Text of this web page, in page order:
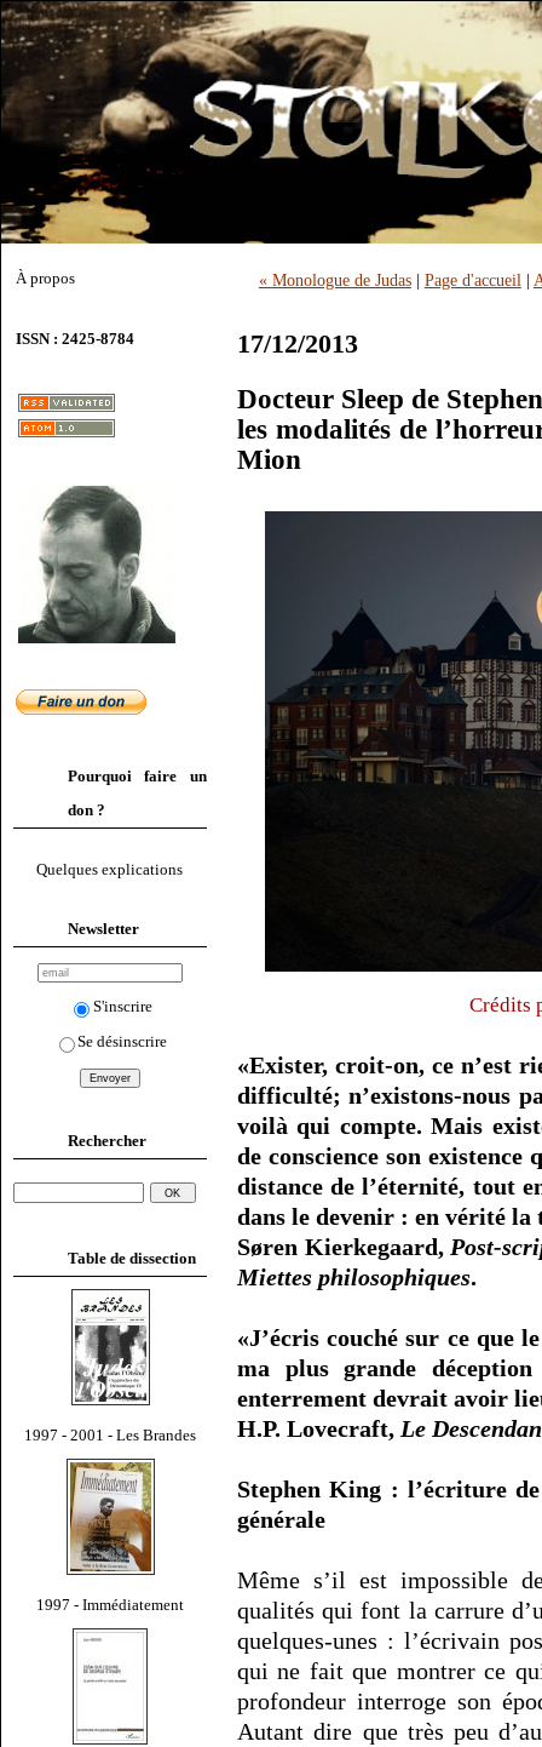
À propos
ISSN : 2425-8784
Pourquoi faire un
don ?
Quelques explications
Newsletter
S'inscrire
Se désinscrire
Rechercher
Table de dissection
1997 - 2001 - Les Brandes
1997 - Immédiatement
« Monologue de Judas| Page d'accueil |
17/12/2013
Docteur Sleep de
les modalités de
Mion
Crédits
«Exister, croit-on, ce n’est
difficulté; n’existons-nous
voilà qui compte. Mais
de conscience son
distance de l’éternité, tout
dans le devenir : en vérité la
Søren Kierkegaard, Post-
Miettes philosophiques.
«J’écris couché sur ce que
ma plus grande
enterrement devrait avoir
H.P. Lovecraft, Le
Stephen King : l’écriture
générale
Même s’il est impossible
qualités qui font la carrure
quelques-unes : l’écrivain
qui ne fait que montrer ce
profondeur interroge son
Autant dire que très peu